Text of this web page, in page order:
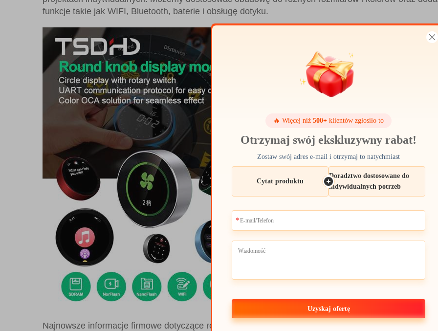
funkcje takie jak WIFI, Bluetooth, baterie i obsługę dotyku.
Najnowsze informacje firmowe dotyczące rozwiązań z wyświetlaczem TSD 1,3 cala z inteligentnym
🔥 Więcej niż 500+ klientów zgłosiło to
Otrzymaj swój ekskluzywny rabat!
Zostaw swój adres e-mail i otrzymaj to natychmiast
Cytat produktu
Doradztwo dostosowane do
indywidualnych potrzeb
Uzyskaj ofertę